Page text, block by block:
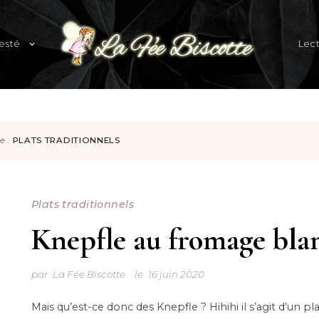
child
Blog familial et lifestyle
: PLATS TRADITIONNELS
Plats traditionnels
Knepfle au fromage
par La Fée Biscotte le 16 juin 2020
Mais qu’est-ce donc des Knepfle ? Hihihi il s’agit d’un